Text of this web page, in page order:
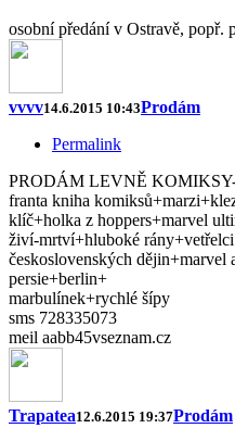
osobní předání v Ostravě, popř.
vvvv14.6.2015 10:43Prodám
Permalink
PRODÁM LEVNĚ KOMIKSY-
franta kniha
klíč+holka z hoppers+marvel
živí-mrtví+hluboké
československých dějin+marvel
persie+berlin+
marbulínek+rychlé šípy
sms 728335073
meil aabb45vseznam.cz
Trapatea12.6.2015 19:37Prodám